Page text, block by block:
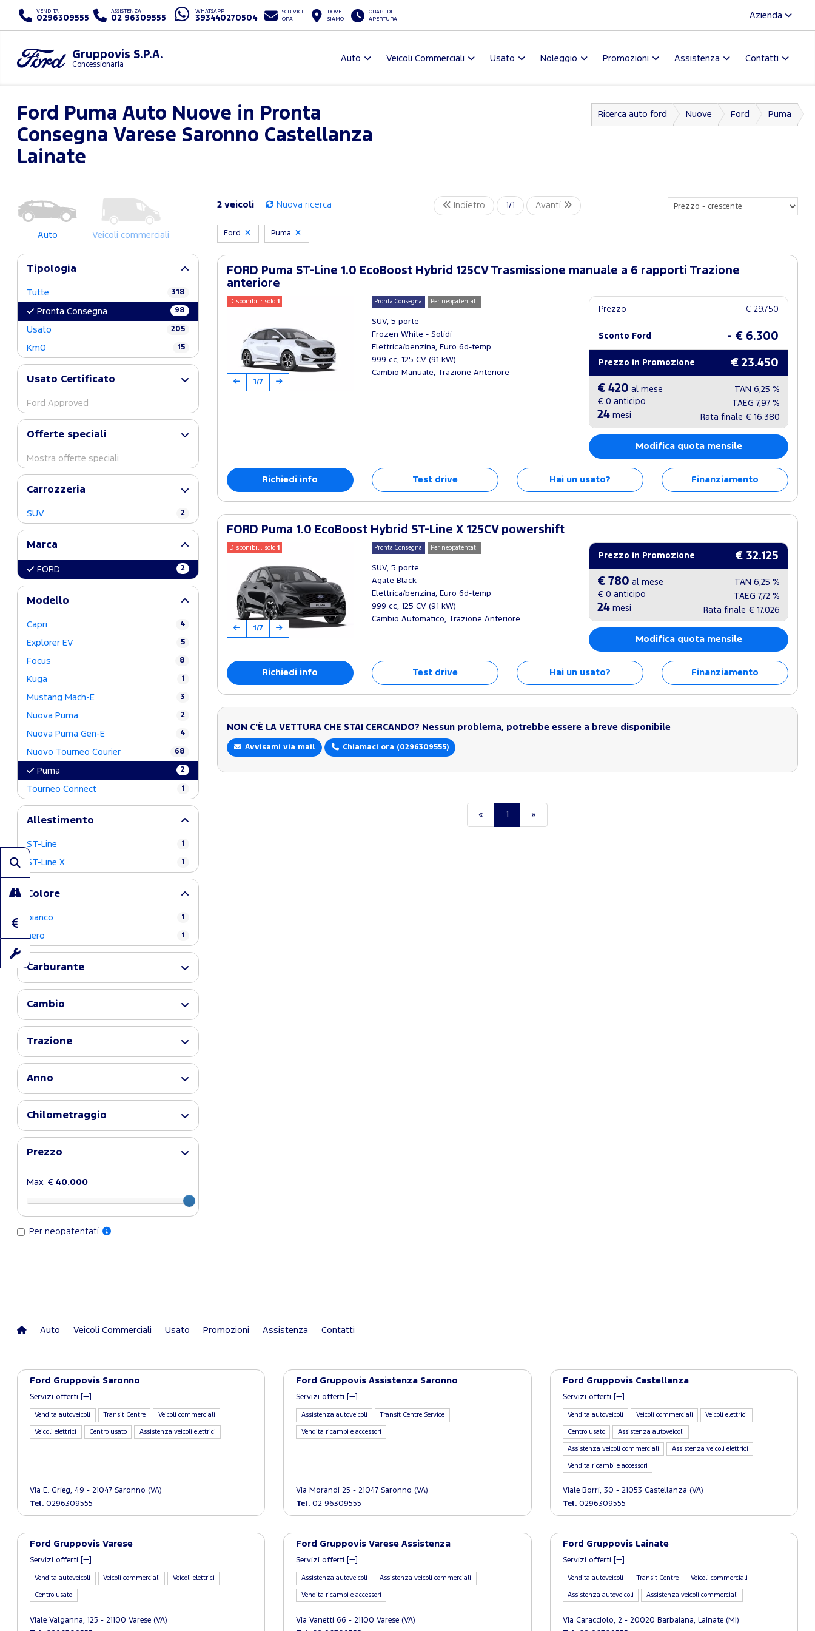
VENDITA
0296309555
ASSISTENZA
02 96309555
WHATSAPP
393440270504
SCRIVICI
ORA
DOVE
SIAMO
ORARI DI
APERTURA
Azienda
Gruppovis S.P.A.
Concessionaria
Auto Veicoli Commerciali Usato Noleggio Promozioni Assistenza Contatti
Ford Puma Auto Nuove in Pronta
Consegna Varese Saronno Castellanza
Lainate
Ricerca auto ford Nuove Ford Puma
Auto Veicoli commerciali
Tipologia
Tutte 318
Pronta Consegna 98
Usato 205
Km0 15
Usato Certificato
Ford Approved
Offerte speciali
Mostra offerte speciali
Carrozzeria
SUV 2
Marca
FORD 2
Modello
Capri 4
Explorer EV 5
Focus 8
Kuga 1
Mustang Mach-E 3
Nuova Puma 2
Nuova Puma Gen-E 4
Nuovo Tourneo Courier 68
Puma 2
Tourneo Connect 1
Allestimento
ST-Line 1
ST-Line X 1
Colore
bianco 1
nero 1
Carburante
Cambio
Trazione
Anno
Chilometraggio
Prezzo
Max: € 40.000
Per neopatentati
2 veicoli Nuova ricerca Indietro 1/1 Avanti
Ford Puma
FORD Puma ST-Line 1.0 EcoBoost Hybrid 125CV Trasmissione manuale a 6 rapporti Trazione
anteriore
Disponibili: solo 1
1/7
Pronta Consegna Per neopatentati
SUV, 5 porte
Frozen White - Solidi
Elettrica/benzina, Euro 6d-temp
999 cc, 125 CV (91 kW)
Cambio Manuale, Trazione Anteriore
Prezzo € 29.750
Sconto Ford - € 6.300
Prezzo in Promozione € 23.450
€ 420 al mese
€ 0 anticipo
24 mesi
TAN 6,25 %
TAEG 7,97 %
Rata finale € 16.380
Modifica quota mensile
Richiedi info Test drive Hai un usato? Finanziamento
FORD Puma 1.0 EcoBoost Hybrid ST-Line X 125CV powershift
Disponibili: solo 1
1/7
Pronta Consegna Per neopatentati
SUV, 5 porte
Agate Black
Elettrica/benzina, Euro 6d-temp
999 cc, 125 CV (91 kW)
Cambio Automatico, Trazione Anteriore
Prezzo in Promozione € 32.125
€ 780 al mese
€ 0 anticipo
24 mesi
TAN 6,25 %
TAEG 7,72 %
Rata finale € 17.026
Modifica quota mensile
Richiedi info Test drive Hai un usato? Finanziamento
NON C'È LA VETTURA CHE STAI CERCANDO? Nessun problema, potrebbe essere a breve disponibile
Avvisami via mail Chiamaci ora (0296309555)
« 1 »
Auto Veicoli Commerciali Usato Promozioni Assistenza Contatti
Ford Gruppovis Saronno
Servizi offerti [
Vendita autoveicoli Transit Centre Veicoli commerciali
Veicoli elettrici Centro usato Assistenza veicoli elettrici
Via E. Grieg, 49 - 21047 Saronno (VA)
Tel. 0296309555
Ford Gruppovis Assistenza Saronno
Servizi offerti [
Assistenza autoveicoli Transit Centre Service
Vendita ricambi e accessori
Via Morandi 25 - 21047 Saronno (VA)
Tel. 02 96309555
Ford Gruppovis Castellanza
Servizi offerti [ ]
Vendita autoveicoli Veicoli commerciali Veicoli elettrici
Centro usato Assistenza autoveicoli
Assistenza veicoli commerciali Assistenza veicoli elettrici
Vendita ricambi e accessori
Viale Borri, 30 - 21053 Castellanza (VA)
Tel.0296309555
Ford Gruppovis Varese
Servizi offerti [
Vendita autoveicoli Veicoli commerciali Veicoli elettrici
Centro usato
Viale Valganna, 125 - 21100 Varese (VA)
Ford Gruppovis Varese Assistenza
Servizi offerti [
Assistenza autoveicoli Assistenza veicoli commerciali
Vendita ricambi e accessori
Via Vanetti 66 - 21100 Varese (VA)
Ford Gruppovis Lainate
Servizi offerti [ ]
Vendita autoveicoli Transit Centre Veicoli commerciali
Assistenza autoveicoli Assistenza veicoli commerciali
Via Caracciolo, 2 - 20020 Barbaiana, Lainate (MI)